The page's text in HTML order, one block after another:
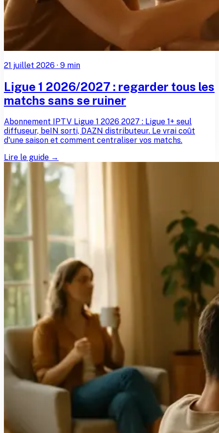
21 juillet 2026 · 9 min
Ligue 1 2026/2027 : regarder tous les
matchs sans se ruiner
Abonnement IPTV Ligue 1 2026 2027 : Ligue 1+ seul
diffuseur, beIN sorti, DAZN distributeur. Le vrai coût
d'une saison et comment centraliser vos matchs.
Lire le guide →